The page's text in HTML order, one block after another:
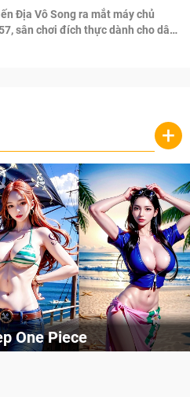
Địa Vô Song ra mắt máy chủ
sân chơi đích thực dành cho dân
+
cute